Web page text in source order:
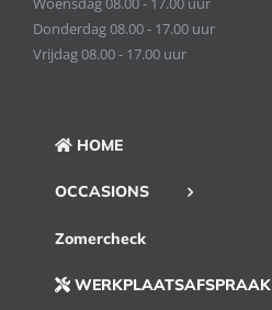
Donderdag 08.00 - 17.00 uur
Vrijdag 08.00 - 17.00 uur
HOME
OCCASIONS
Zomercheck
WERKPLAATSAFSPRAAK